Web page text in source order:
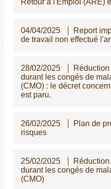
Retour à l'Emploi (ARE)
04/04/2025
Report
de travail non effectué
28/02/2025
durant les congés de
(CMO) : le décret
est paru.
26/02/2025
Plan de
risques
25/02/2025
durant les congés de
(CMO)